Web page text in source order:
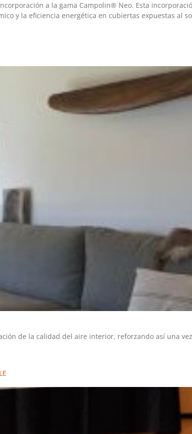
a la gama Campolin® Neo. Esta
y la eficiencia energética en cubiertas expuestas al
de la calidad del aire interior, reforzando así una